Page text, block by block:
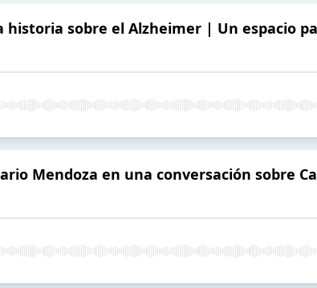
historia sobre el Alzheimer | Un espacio
Mendoza en una conversación sobre